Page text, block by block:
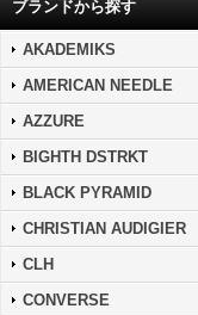
ブランドから探す
AKADEMIKS
AMERICAN NEEDLE
AZZURE
BIGHTH DSTRKT
BLACK PYRAMID
CHRISTIAN AUDIGIER
CLH
CONVERSE